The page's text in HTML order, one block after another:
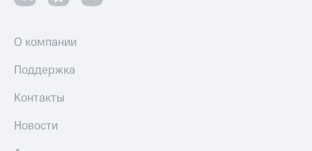
О компании
Поддержка
Контакты
Новости